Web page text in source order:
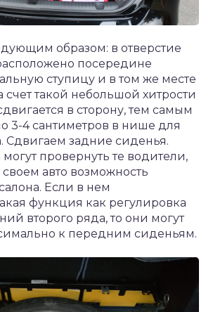
образом: в отверстие
посередине
ступицу и в том же месте
счет такой небольшой хитрости
в сторону, тем самым
3-4 сантиметров в нише для
Сдвигаем задние сиденья.
провернуть те водители,
авто возможность
Если в нем
функция как регулировка
второго ряда, то они могут
к передним сиденьям.